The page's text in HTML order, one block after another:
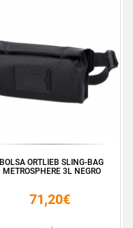
BOLSA ORTLIEB SLING-BAG
METROSPHERE 3L NEGRO
71,20€